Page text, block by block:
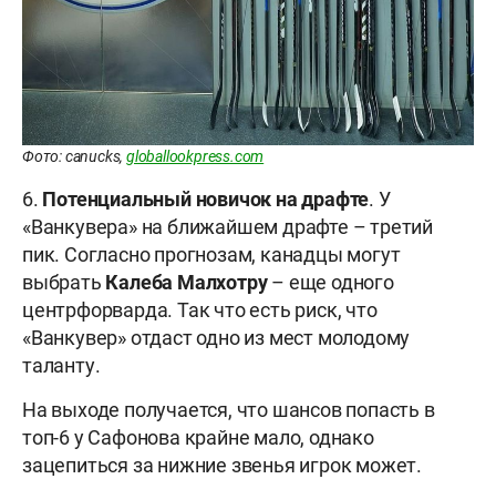
Фото: canucks, globallookpress.com
6. Потенциальный новичок на драфте. У
«Ванкувера» на ближайшем драфте – третий
пик. Согласно прогнозам, канадцы могут
выбрать Калеба Малхотру– еще одного
центрфорварда. Так что есть риск, что
«Ванкувер» отдаст одно из мест молодому
таланту.
На выходе получается, что шансов попасть в
топ-6 у Сафонова крайне мало, однако
зацепиться за нижние звенья игрок может.